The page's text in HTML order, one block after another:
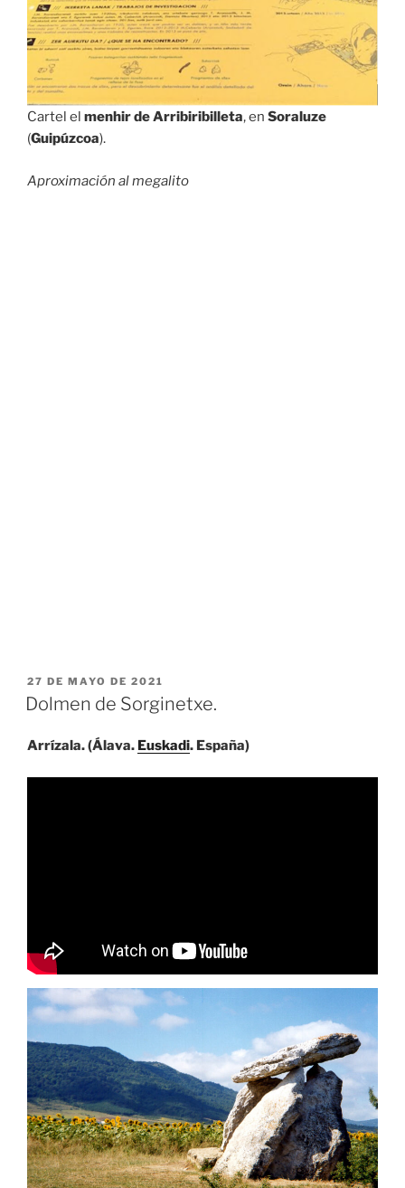
Cartel el menhir de Arribiribilleta, en Soraluze
(Guipúzcoa).
Aproximación al megalito
PUBLICADO
EL
27 DE MAYO DE 2021
Dolmen de Sorginetxe.
Arrízala. (Álava. Euskadi. España)